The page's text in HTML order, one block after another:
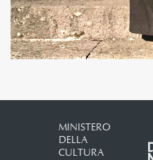
MINISTERO
DELLA
CULTURA